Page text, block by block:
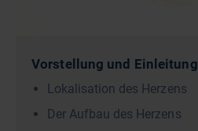
Vorstellung und Einleitung
Lokalisation des Herzens
Der Aufbau des Herzens